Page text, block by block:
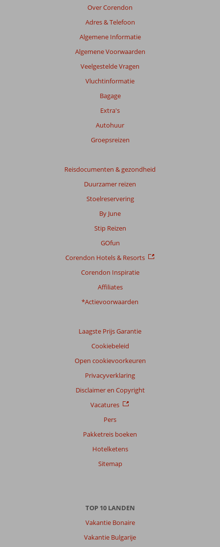
Over Corendon
Adres & Telefoon
Algemene Informatie
Algemene Voorwaarden
Veelgestelde Vragen
Vluchtinformatie
Bagage
Extra's
Autohuur
Groepsreizen
Reisdocumenten & gezondheid
Duurzamer reizen
Stoelreservering
By June
Stip Reizen
GOfun
Corendon Hotels & Resorts
Corendon Inspiratie
Affiliates
*Actievoorwaarden
Laagste Prijs Garantie
Cookiebeleid
Open cookievoorkeuren
Privacyverklaring
Disclaimer en Copyright
Vacatures
Pers
Pakketreis boeken
Hotelketens
Sitemap
TOP 10 LANDEN
Vakantie Bonaire
Vakantie Bulgarije